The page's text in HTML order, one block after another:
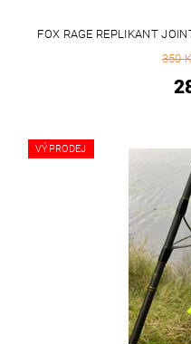
FOX RAGE REPLIKANT
350
VÝPRODEJ